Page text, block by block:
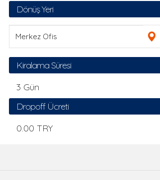
Dönüş Yeri
Kiralama Süresi
3 Gün
Dropoff Ücreti
0.00 TRY